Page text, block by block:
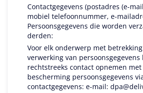
Contactgegevens (postadres (e-
mobiel telefoonnummer, e-
Persoonsgegevens die worden
derden:
Voor elk onderwerp met
verwerking van persoonsgegevens
rechtstreeks contact opnemen
bescherming persoonsgegevens
contactgegevens: e-mail: